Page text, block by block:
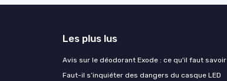
Les plus lus
Avis sur le déodorant Exode : ce qu'il faut savoir
Faut-il s’inquiéter des dangers du casque LED